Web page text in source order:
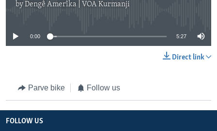
byDengê Amerîka | VOA Kurmanji
No media source currently available
0:00 5:27
Direct link
Parve bike Follow us
FOLLOW US